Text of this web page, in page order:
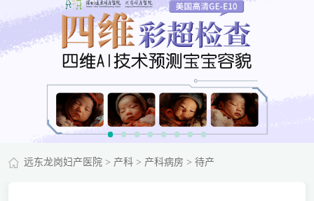
远东龙岗妇产医院> 产科> 产科病房 > 待产